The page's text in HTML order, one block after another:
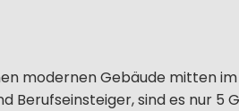
modernen Gebäude mitten
Berufseinsteiger, sind es nur 5